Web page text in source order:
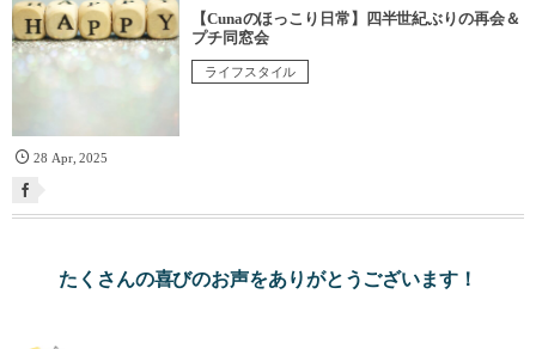
【Cunaのほっこり日常】四半世紀ぶりの再会＆
プチ同窓会
ライフスタイル
28 Apr,2025
たくさんの喜びのお声をありがとうございます！